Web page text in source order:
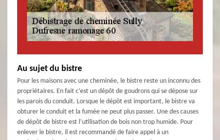
Au sujet du bistre
Pour les maisons avec une cheminée, le bistre reste un inconnu des
propriétaires. En fait c’est un dépôt de goudrons qui se dépose sur
les parois du conduit. Lorsque le dépôt est important, le bistre va
obturer le conduit et la fumée ne peut plus passer. Une des causes
de dépôt de bistre est l’utilisation de bois non trop humide. Pour
enlever le bistre, il est recommandé de faire appel à un